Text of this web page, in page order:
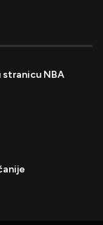
NBA